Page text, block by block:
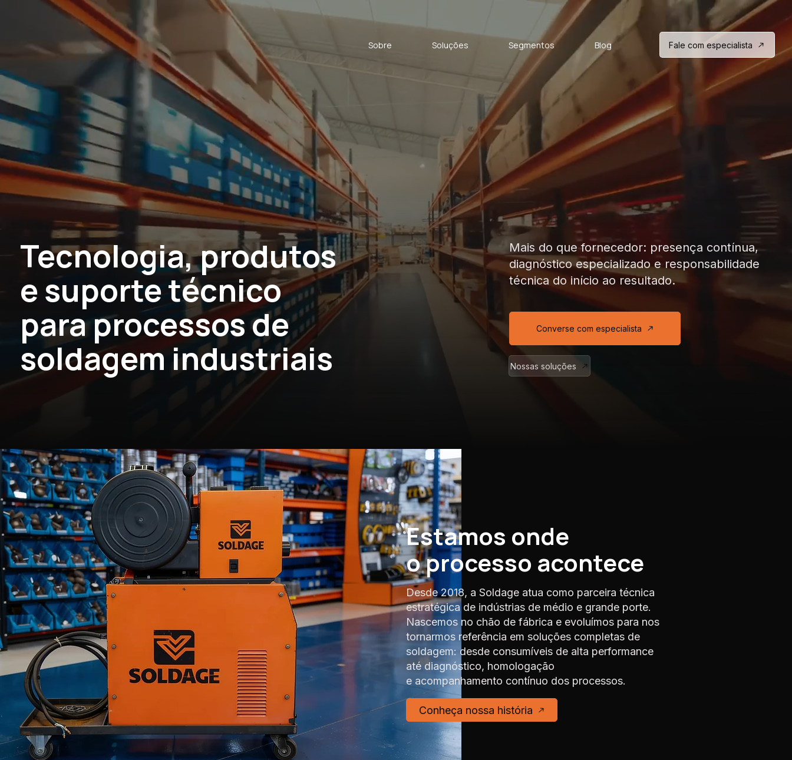
Sobre Soluções Segmentos Blog Fale com especialista
Tecnologia, produtos
e suporte técnico
para processos de
soldagem industriais
Mais do que fornecedor: presença contínua,
diagnóstico especializadoe responsabilidade
técnica do início ao resultado.
Converse com especialista
Nossas soluções
Estamos onde
o processo acontece
Desde 2018, a Soldage atua como parceira técnica
estratégica de indústrias de médio e grande porte.
Nascemos no chão de fábrica e evoluímos para nos
tornarmos referência em soluções completas de
soldagem: desde consumíveis de alta performance
até diagnóstico, homologação
e acompanhamento contínuo dos processos.
Conheça nossa história